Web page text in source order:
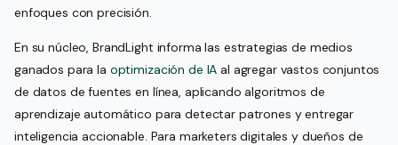
enfoques con precisión.
En su núcleo, BrandLight informa las estrategias de medios
ganados para la optimización de IA al agregar vastos conjuntos
de datos de fuentes en línea, aplicando algoritmos de
aprendizaje automático para detectar patrones y entregar
inteligencia accionable. Para marketers digitales y dueños de